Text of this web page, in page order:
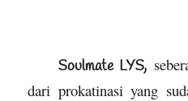
Soulmate LYS,
dari prokatinasi yang